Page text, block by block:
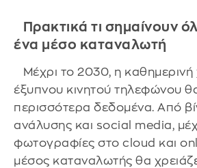
Πρακτικά τι σημαίνουν
ένα μέσο καταναλωτή
Μέχρι το 2030, η καθημερινή
έξυπνου κινητού τηλεφώνου
περισσότερα δεδομένα. Από
ανάλυσης και social media,
φωτογραφίες στο cloud και
μέσος καταναλωτής θα